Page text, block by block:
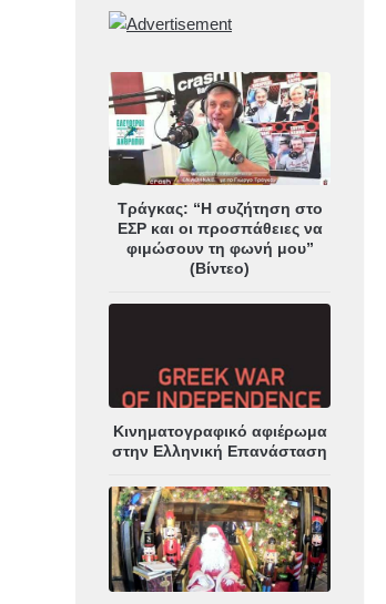
Τράγκας: “Η συζήτηση στο
ΕΣΡ και οι προσπάθειες να
φιμώσουν τη φωνή μου”
(Βίντεο)
Κινηματογραφικό αφιέρωμα
στην Ελληνική Επανάσταση